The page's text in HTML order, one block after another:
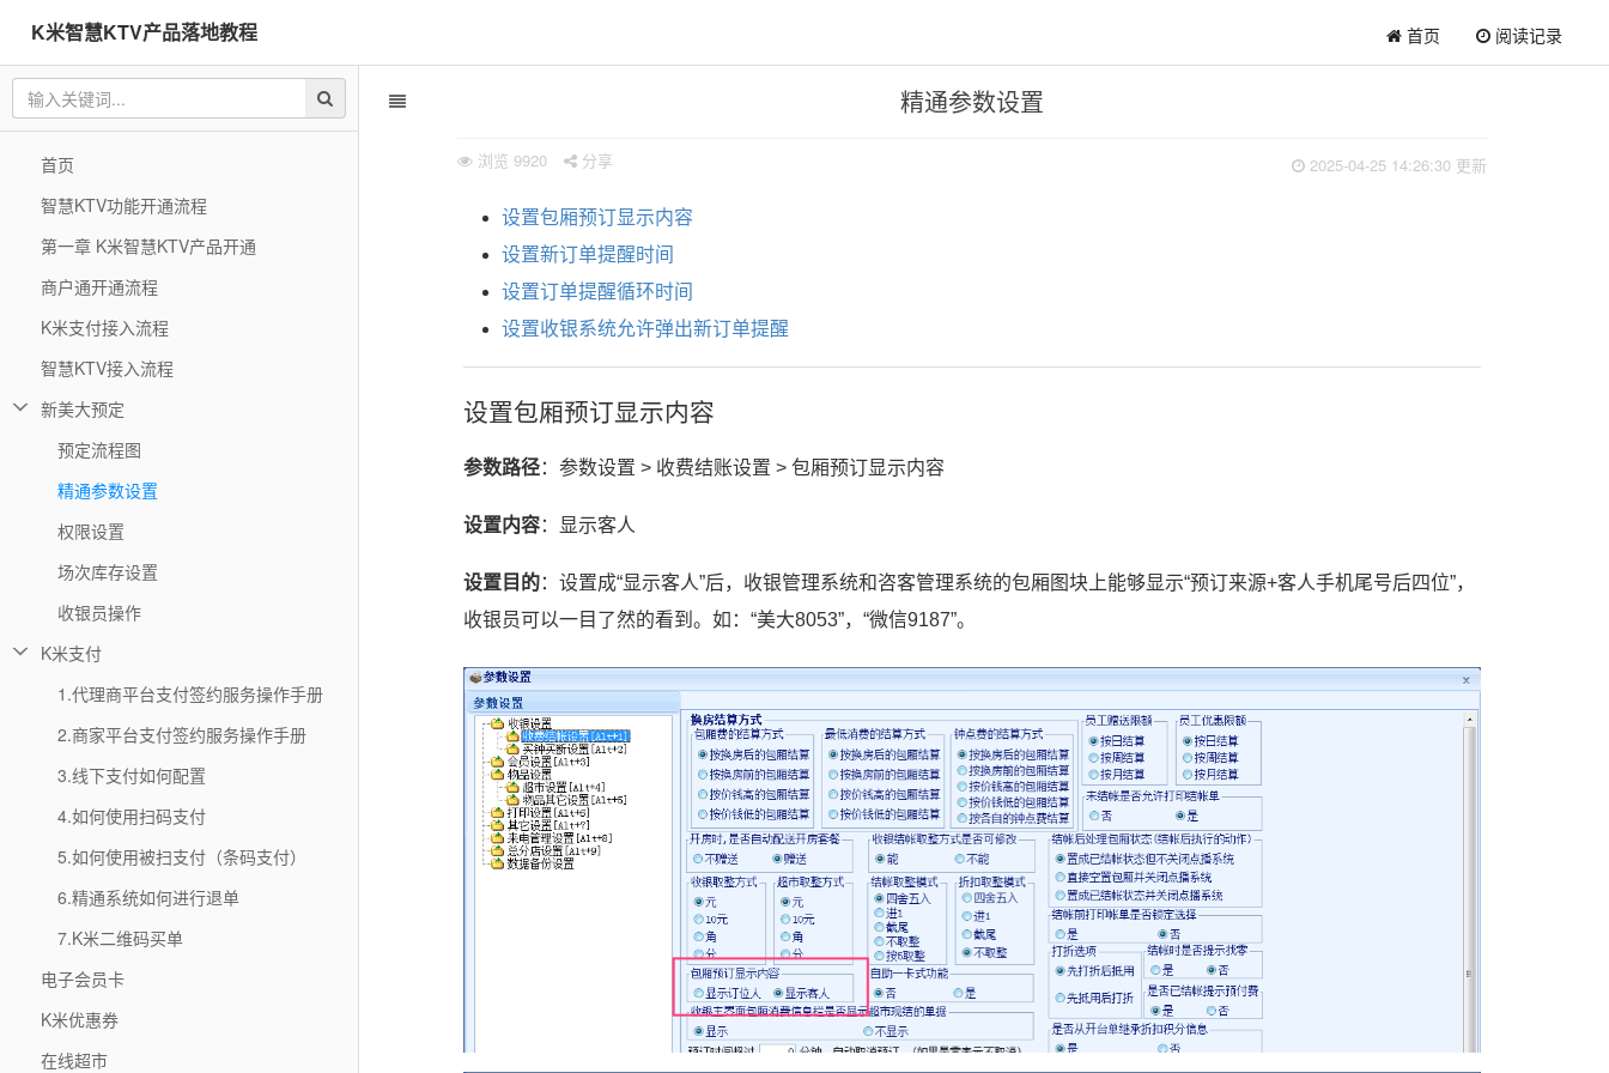
K米智慧KTV产品落地教程 首页 阅读记录
精通参数设置
浏览 9920 分享 2025-04-25 14:26:30 更新
设置包厢预订显示内容
设置新订单提醒时间
设置订单提醒循环时间
设置收银系统允许弹出新订单提醒
设置包厢预订显示内容
参数路径：参数设置 > 收费结账设置 > 包厢预订显示内容
设置内容：显示客人
设置目的：设置成“显示客人”后，收银管理系统和咨客管理系统的包厢图块上能够显示“预订来源+客人手机尾号后四位”，
收银员可以一目了然的看到。如：“美大8053”，“微信9187”。
首页
智慧KTV功能开通流程
第一章 K米智慧KTV产品开通
商户通开通流程
K米支付接入流程
智慧KTV接入流程
新美大预定
预定流程图
精通参数设置
权限设置
场次库存设置
收银员操作
K米支付
1.代理商平台支付签约服务操作手册
2.商家平台支付签约服务操作手册
3.线下支付如何配置
4.如何使用扫码支付
5.如何使用被扫支付（条码支付）
6.精通系统如何进行退单
7.K米二维码买单
电子会员卡
K米优惠券
在线超市